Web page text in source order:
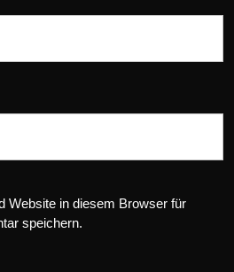
Website in diesem Browser für
speichern.